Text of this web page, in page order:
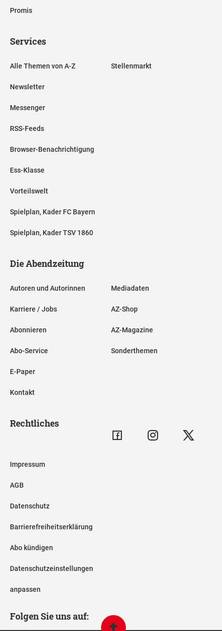
Promis
Services
Alle Themen von A-Z
Newsletter
Messenger
RSS-Feeds
Browser-Benachrichtigung
Ess-Klasse
Vorteilswelt
Spielplan, Kader FC Bayern
Spielplan, Kader TSV 1860
Stellenmarkt
Die Abendzeitung
Autoren und Autorinnen
Karriere / Jobs
Abonnieren
Abo-Service
E-Paper
Kontakt
Mediadaten
AZ-Shop
AZ-Magazine
Sonderthemen
Rechtliches
Impressum
AGB
Datenschutz
Barrierefreiheitserklärung
Abo kündigen
Datenschutzeinstellungen
anpassen
Folgen Sie uns auf: